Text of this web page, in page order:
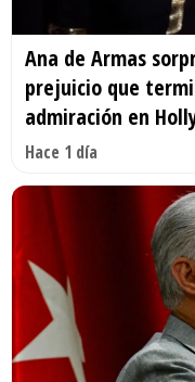
Ana de Armas
prejuicio que
admiración en
Hace 1 día